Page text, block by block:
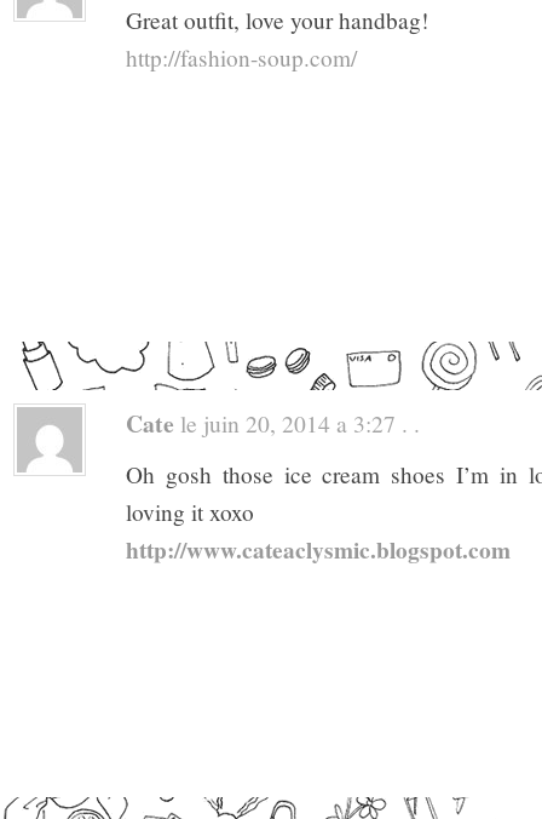
Great outfit, love your handbag!
http://fashion-soup.com/
Cate le juin 20, 2014 a 3:27 . .
Oh gosh those ice cream shoes I’m in
loving it xoxo
http://www.cateaclysmic.blogspot.com